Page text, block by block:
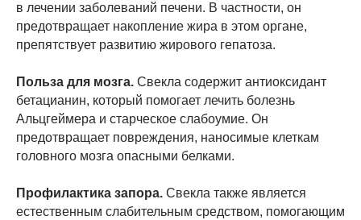
в лечении заболеваний печени. В частности, он
предотвращает накопление жира в этом органе,
препятствует развитию жирового гепатоза.
Польза для мозга. Свекла содержит антиоксидант
бетацианин, который помогает лечить болезнь
Альцгеймера и старческое слабоумие. Он
предотвращает повреждения, наносимые клеткам
головного мозга опасными белками.
Профилактика запора. Свекла также является
естественным слабительным средством, помогающим